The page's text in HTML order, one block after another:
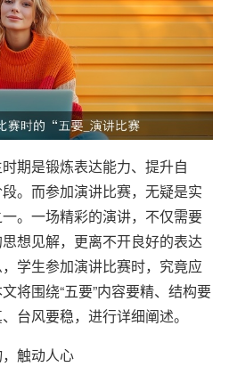
期是锻炼表达能力、提升自
。而参加演讲比赛，无疑是实
。一场精彩的演讲，不仅需要
想见解，更离不开良好的表达
学生参加演讲比赛时，究竟应
将围绕“五要”内容要精、结构要
台风要稳，进行详细阐述。
触动人心